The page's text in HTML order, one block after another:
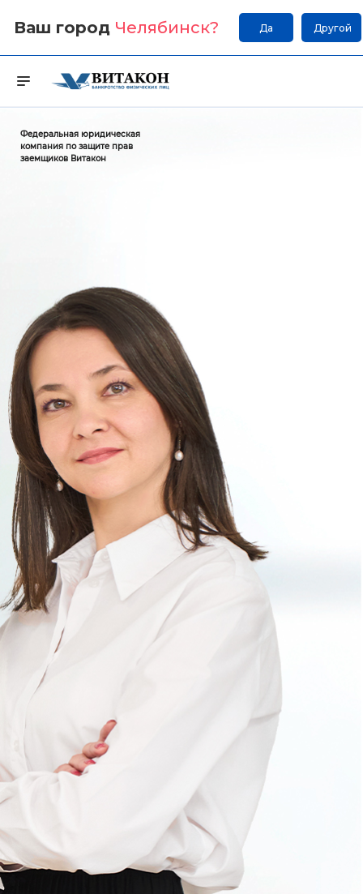
Ваш город Челябинск? Да Другой
Федеральная юридическая
компания по защите прав
заемщиков Витакон